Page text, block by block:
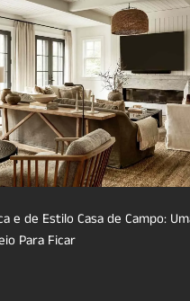
e de Estilo Casa de Campo:
Para Ficar